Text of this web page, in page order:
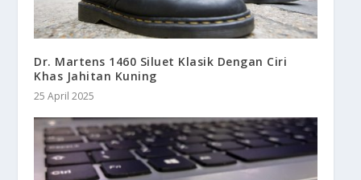
Dr. Martens 1460 Siluet Klasik Dengan Ciri
Khas Jahitan Kuning
25 April 2025